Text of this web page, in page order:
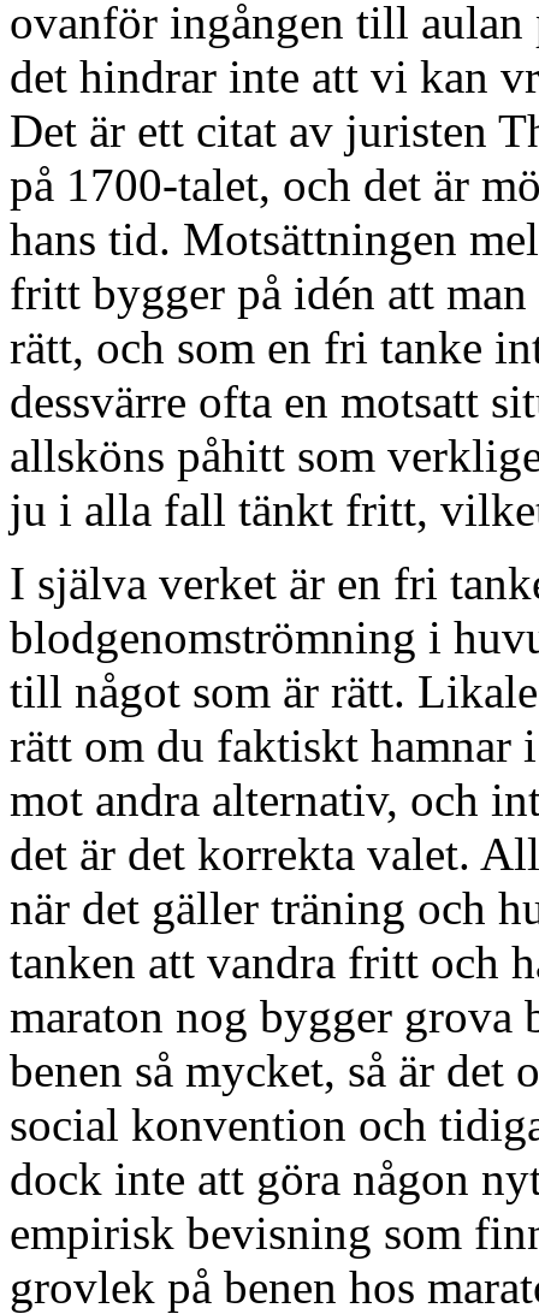
ovanför ingången till aulan
det hindrar inte att vi kan
Det är ett citat av juristen
på 1700-talet, och det är
hans tid. Motsättningen
fritt bygger på idén att
rätt, och som en fri tanke
dessvärre ofta en motsatt
allsköns påhitt som
ju i alla fall tänkt fritt,
I själva verket är en fri
blodgenomströmning i
till något som är rätt.
rätt om du faktiskt hamnar
mot andra alternativ, och
det är det korrekta valet.
när det gäller träning och
tanken att vandra fritt och
maraton nog bygger grova
benen så mycket, så är
social konvention och
dock inte att göra någon
empirisk bevisning som
grovlek på benen hos